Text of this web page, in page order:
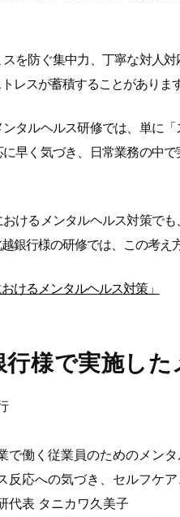
スを防ぐ集中力、丁寧な対人
レスが蓄積することがあります
タルヘルス研修では、単に
早く気づき、日常業務の中
けるメンタルヘルス対策で
銀行様の研修では、この考え
けるメンタルヘルス対策」
行様で実施し
で働く従業員のためのメン
反応への気づき、セルフケ
代表 タニカワ久美子